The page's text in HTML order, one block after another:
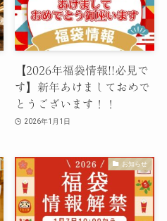
【2026年福袋情報!!必見で
す】新年あけましておめで
とうございます！！
2026年1月1日
お知らせ